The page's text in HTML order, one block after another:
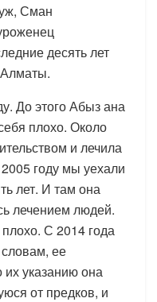
Сман
десять лет
До этого Абыз ана
плохо. Около
и лечила
году мы уехали
лет. И там она
лечением людей.
С 2014 года
ее
их указанию она
от предков, и